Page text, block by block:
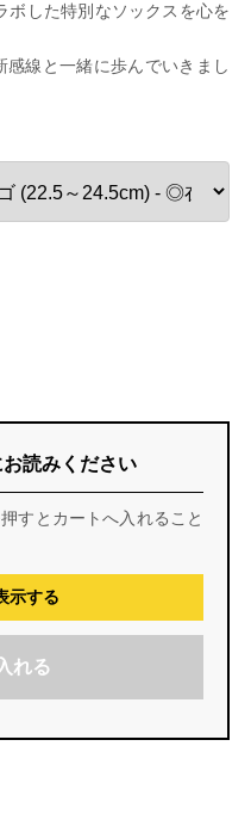
ボした特別なソックスを心を
感線と一緒に歩んでいきまし
読みください
すとカートへ入れること
示する
れる